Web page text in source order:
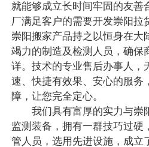
就能够成立长时间牢固的友善
厂满足客户的需要开发崇阳拉
崇阳搬家产品持之以恒身在大
竭力的制造及检测人员，确保
详。技术的专业售后办事人，
速、快捷有效果、安心的服务
障，让您完全定心。
我们具有富厚的实力与崇
监测装备，拥有一群技巧过硬
管人员，选用先进设施，成立